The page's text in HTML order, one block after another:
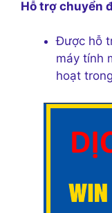
Hỗ trợ chuyển
Được hỗ
máy tính
hoạt